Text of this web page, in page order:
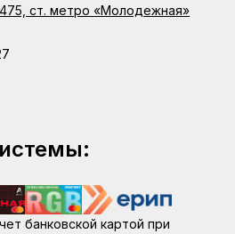
ст. метро «Молодежная»
банковской картой при